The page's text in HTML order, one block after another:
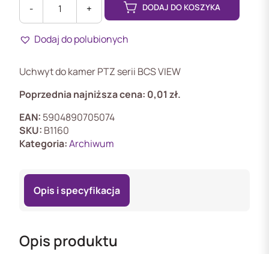
-
ilość
BCS-
V-
+ DODAJ DO KOSZYKA
Dodaj do polubionych
Uchwyt do kamer PTZ serii BCS VIEW
Poprzednia najniższa cena: 0,01 zł.
EAN: 5904890705074
SKU: B1160
Kategoria:Archiwum
Opis i specyfikacja
Opis produktu